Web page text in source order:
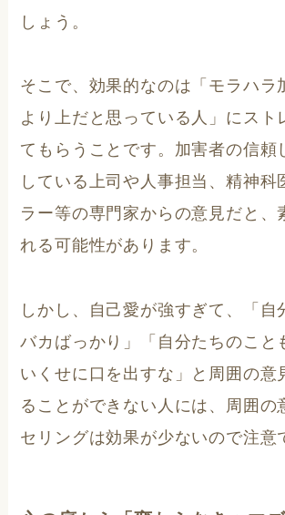
しょう。
そこで、効果的なのは「モラハラ
より上だと思っている人」にスト
てもらうことです。加害者の信頼
している上司や人事担当、精神科
ラー等の専門家からの意見だと、
れる可能性があります。
しかし、自己愛が強すぎて、「自
バカばっかり」「自分たちのこと
いくせに口を出すな」と周囲の意
ることができない人には、周囲の
セリングは効果が少ないので注意